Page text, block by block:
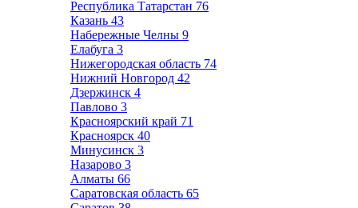
Республика Татарстан 76
Казань 43
Набережные Челны 9
Елабуга 3
Нижегородская область 74
Нижний Новгород 42
Дзержинск 4
Павлово 3
Красноярский край 71
Красноярск 40
Минусинск 3
Назарово 3
Алматы 66
Саратовская область 65